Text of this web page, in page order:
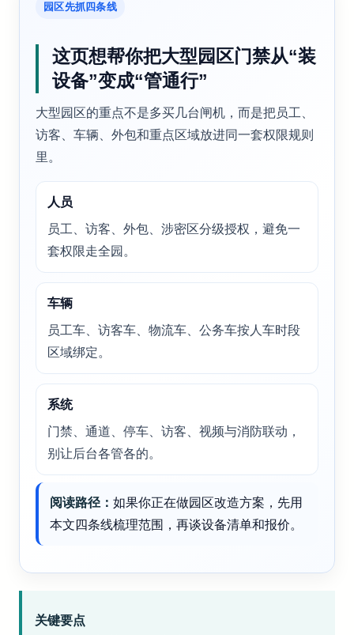
园区先抓四条线
这页想帮你把大型园区门禁从“装
设备”变成“管通行”
大型园区的重点不是多买几台闸机，而是把员工、
访客、车辆、外包和重点区域放进同一套权限规则
里。
人员
员工、访客、外包、涉密区分级授权，避免一
套权限走全园。
车辆
员工车、访客车、物流车、公务车按人车时段
区域绑定。
系统
门禁、通道、停车、访客、视频与消防联动，
别让后台各管各的。
阅读路径： 如果你正在做园区改造方案，先用
本文四条线梳理范围，再谈设备清单和报价。
关键要点